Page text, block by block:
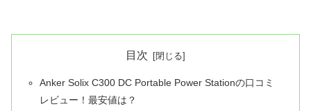
目次
Anker Solix C300 DC Portable Power Stationの口コミ
レビュー！最安値は？